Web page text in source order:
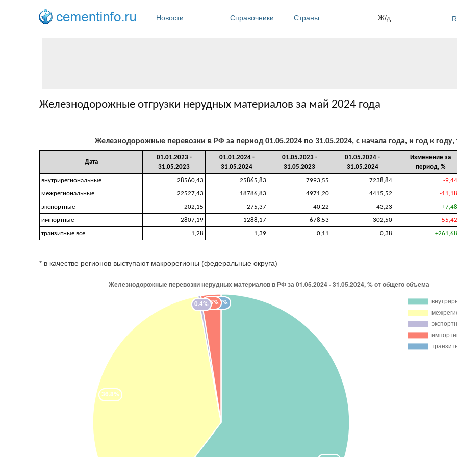
Новости
Справочники Страны Ж/д
Железнодорожные отгрузки нерудных материалов за май 2024 года
Железнодорожные перевозки в РФ за период 01.05.2024 по 31.05.2024, с начала года, и год к
Дата
01.01.2023 -
31.05.2023
01.01.2024 -
31.05.2024
01.05.2023 -
31.05.2023
01.05.2024 -
31.05.2024
Изменение за
период, %
внутрирегиональные
28560,43 25865,83 7993,55 7238,84 -
межрегиональные
22527,43 18786,83 4971,20 4415,52 -
экспортные
202,15 275,37 40,22 43,23
импортные
2807,19 1288,17 678,53 302,50 -
транзитные все
1,28 1,39 0,11 0,38
* в качестве регионов выступают макрорегионы (федеральные округа)